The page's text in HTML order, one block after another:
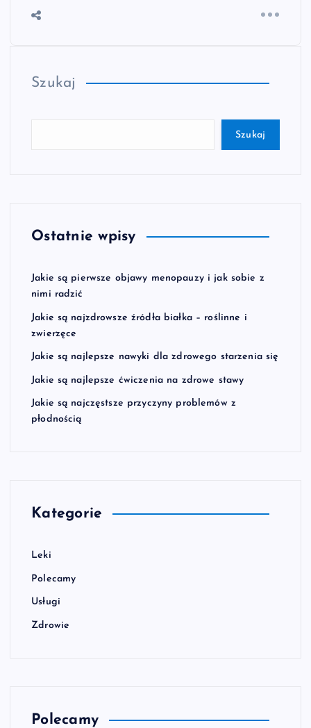
Szukaj
Szukaj
Ostatnie wpisy
Jakie są pierwsze objawy menopauzy i jak sobie z
nimi radzić
Jakie są najzdrowsze źródła białka – roślinne i
zwierzęce
Jakie są najlepsze nawyki dla zdrowego starzenia się
Jakie są najlepsze ćwiczenia na zdrowe stawy
Jakie są najczęstsze przyczyny problemów z
płodnością
Kategorie
Leki
Polecamy
Usługi
Zdrowie
Polecamy